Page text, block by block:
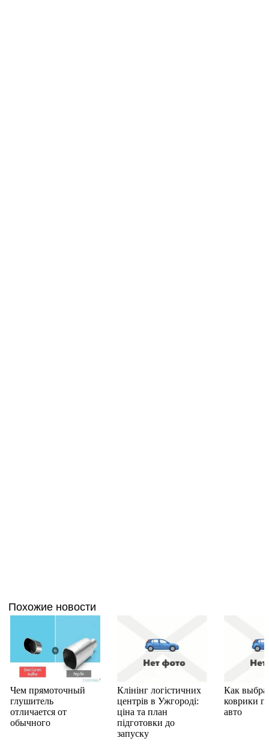
Похожие новости
Чем прямоточный
глушитель
отличается от
обычного
Клінінг логістичних
центрів в Ужгороді:
ціна та план
підготовки до
запуску
Как
коврики
авто